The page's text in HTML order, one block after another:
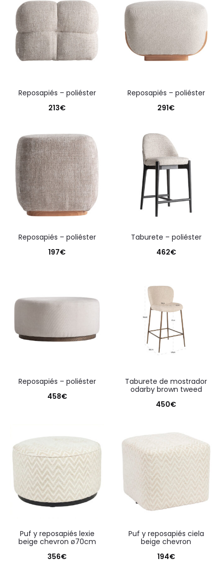
reposapiés – poliéster
213€
reposapiés – poliéster
291€
reposapiés – poliéster
197€
taburete – poliéster
462€
reposapiés – poliéster
458€
taburete de mostrador
odarby brown tweed
450€
puf y reposapiés lexie
beige chevron ø70cm
356€
puf y reposapiés ciela
beige chevron
194€